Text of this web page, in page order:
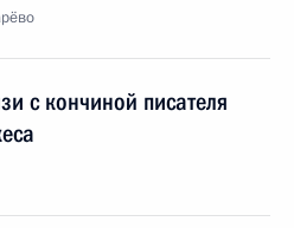
с кончиной писателя